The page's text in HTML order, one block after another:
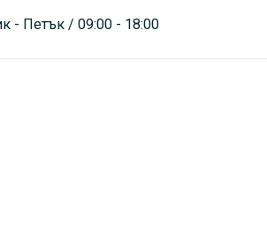
- Петък / 09:00 - 18:00